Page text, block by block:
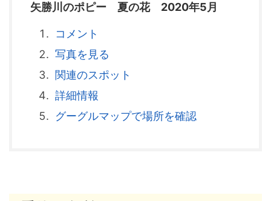
矢勝川のポピー 夏の花 2020年5月
コメント
写真を見る
関連のスポット
詳細情報
グーグルマップで場所を確認